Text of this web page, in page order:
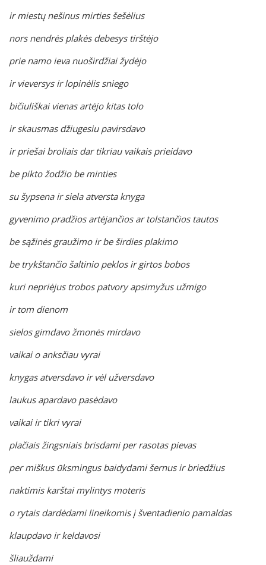
ir miestų nešinus mirties šešėlius
nors nendrės plakės debesys tirštėjo
prie namo ieva nuoširdžiai žydėjo
ir vieversys ir lopinėlis sniego
bičiuliškai vienas artėjo kitas tolo
ir skausmas džiugesiu pavirsdavo
ir priešai broliais dar tikriau vaikais prieidavo
be pikto žodžio be minties
su šypsena ir siela atversta knyga
gyvenimo pradžios artėjančios ar tolstančios tautos
be sąžinės graužimo ir be širdies plakimo
be trykštančio šaltinio peklos ir girtos bobos
kuri nepriėjus trobos patvory apsimyžus užmigo
ir tom dienom
sielos gimdavo žmonės mirdavo
vaikai o anksčiau vyrai
knygas atversdavo ir vėl užversdavo
laukus apardavo pasėdavo
vaikai ir tikri vyrai
plačiais žingsniais brisdami per rasotas pievas
per miškus ūksmingus baidydami šernus ir briedžius
naktimis karštai mylintys moteris
o rytais dardėdami lineikomis į šventadienio pamaldas
klaupdavo ir keldavosi
šliauždami